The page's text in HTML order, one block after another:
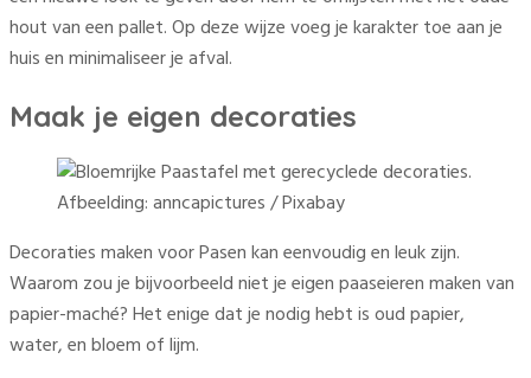
hout van een pallet. Op deze wijze voeg je karakter toe aan je
huis en minimaliseer je afval.
Maak je eigen decoraties
Afbeelding: anncapictures / Pixabay
Decoraties maken voor Pasen kan eenvoudig en leuk zijn.
Waarom zou je bijvoorbeeld niet je eigen paaseieren maken van
papier-maché? Het enige dat je nodig hebt is oud papier,
water, en bloem of lijm.